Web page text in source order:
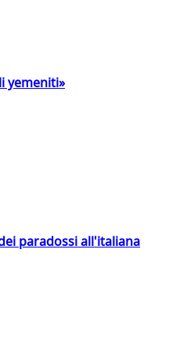
yemeniti»
paradossi all'italiana